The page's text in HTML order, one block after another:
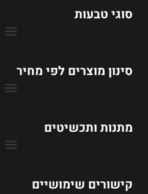
סוגי טבעות
סינון מוצרים לפי מחיר
מתנות ותכשיטים
קישורים שימושיים